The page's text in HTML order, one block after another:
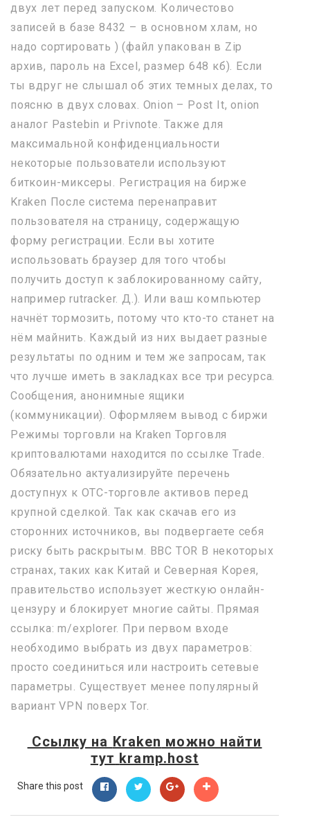
двух лет перед запуском. Количестово
записей в базе 8432 – в основном хлам, но
надо сортировать ) (файл упакован в Zip
архив, пароль на Excel, размер 648 кб). Если
ты вдруг не слышал об этих темных делах, то
поясню в двух словах. Onion – Post It, onion
аналог Pastebin и Privnote. Также для
максимальной конфиденциальности
некоторые пользователи используют
биткоин-миксеры. Регистрация на бирже
Kraken После система перенаправит
пользователя на страницу, содержащую
форму регистрации. Если вы хотите
использовать браузер для того чтобы
получить доступ к заблокированному сайту,
например rutracker. Д.). Или ваш компьютер
начнёт тормозить, потому что кто-то станет на
нём майнить. Каждый из них выдает разные
результаты по одним и тем же запросам, так
что лучше иметь в закладках все три ресурса.
Сообщения, анонимные ящики
(коммуникации). Оформляем вывод с биржи
Режимы торговли на Kraken Торговля
криптовалютами находится по ссылке Trade.
Обязательно актуализируйте перечень
доступнух к OTC-торговле активов перед
крупной сделкой. Так как скачав его из
сторонних источников, вы подвергаете себя
риску быть раскрытым. BBC TOR В некоторых
странах, таких как Китай и Северная Корея,
правительство использует жесткую онлайн-
цензуру и блокирует многие сайты. Прямая
ссылка: m/explorer. При первом входе
необходимо выбрать из двух параметров:
просто соединиться или настроить сетевые
параметры. Существует менее популярный
вариант VPN поверх Tor.
Ссылку на Kraken можно найти
тут kramp.host
Share this post